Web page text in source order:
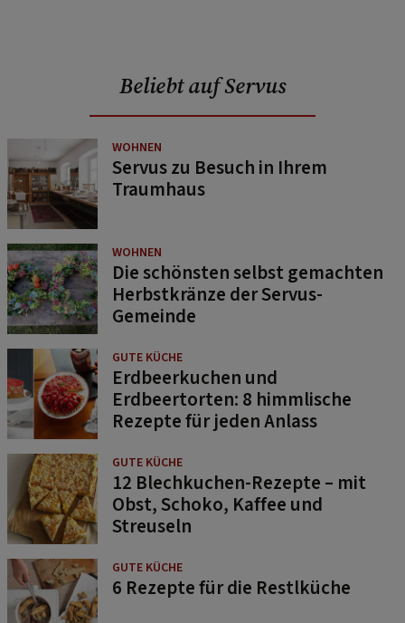
Beliebt auf Servus
WOHNEN
Servus zu Besuch in Ihrem
Traumhaus
WOHNEN
Die schönsten selbst gemachten
Herbstkränze der Servus-
Gemeinde
GUTE KÜCHE
Erdbeerkuchen und
Erdbeertorten: 8 himmlische
Rezepte für jeden Anlass
GUTE KÜCHE
12 Blechkuchen-Rezepte – mit
Obst, Schoko, Kaffee und
Streuseln
GUTE KÜCHE
6 Rezepte für die Restlküche